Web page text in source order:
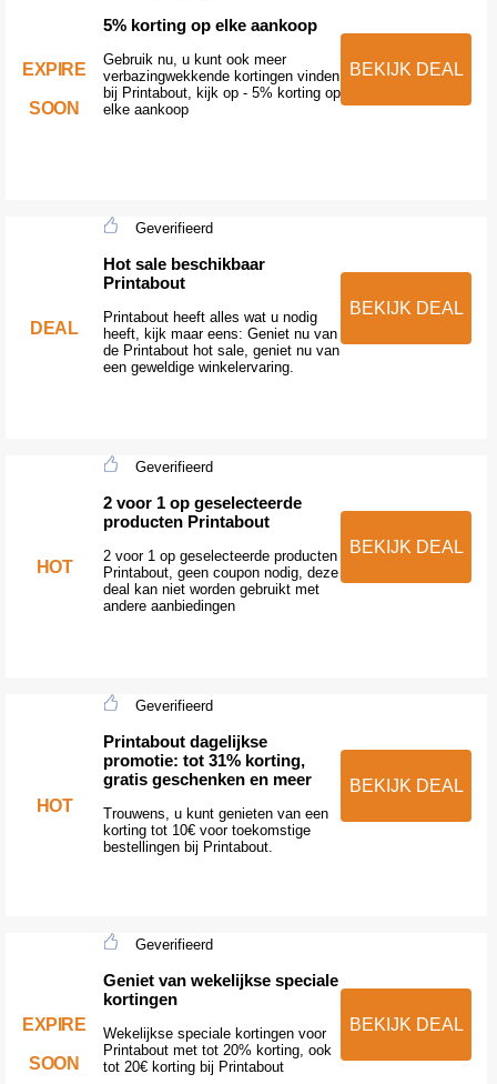
EXPIRE
SOON
5% korting op elke aankoop
Gebruik nu, u kunt ook meer
verbazingwekkende kortingen vinden
bij Printabout, kijk op - 5% korting op
elke aankoop
BEKIJK DEAL
DEAL
Geverifieerd
Hot sale beschikbaar
Printabout
Printabout heeft alles wat u nodig
heeft, kijk maar eens: Geniet nu van
de Printabout hot sale, geniet nu van
een geweldige winkelervaring.
BEKIJK DEAL
HOT
Geverifieerd
2 voor 1 op geselecteerde
producten Printabout
2 voor 1 op geselecteerde producten
Printabout, geen coupon nodig, deze
deal kan niet worden gebruikt met
andere aanbiedingen
BEKIJK DEAL
HOT
Geverifieerd
Printabout dagelijkse
promotie: tot 31% korting,
gratis geschenken en meer
Trouwens, u kunt genieten van een
korting tot 10€ voor toekomstige
bestellingen bij Printabout.
BEKIJK DEAL
EXPIRE
SOON
Geverifieerd
Geniet van wekelijkse speciale
kortingen
Wekelijkse speciale kortingen voor
Printabout met tot 20% korting, ook
tot 20€ korting bij Printabout
BEKIJK DEAL